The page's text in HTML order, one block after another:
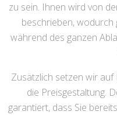
zu sein. Ihnen wird von
beschrieben, wodurch
während des ganzen
Zusätzlich setzen wir auf
die Preisgestaltung.
garantiert, dass Sie